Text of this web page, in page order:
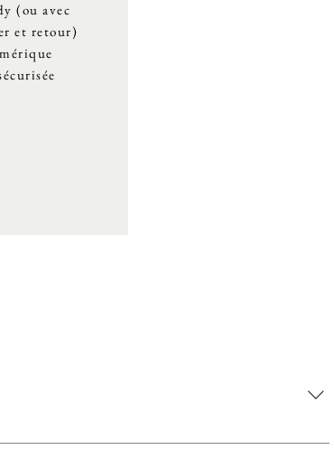
(ou avec
et retour)
que vous souhaitez créer. Le studio permet une